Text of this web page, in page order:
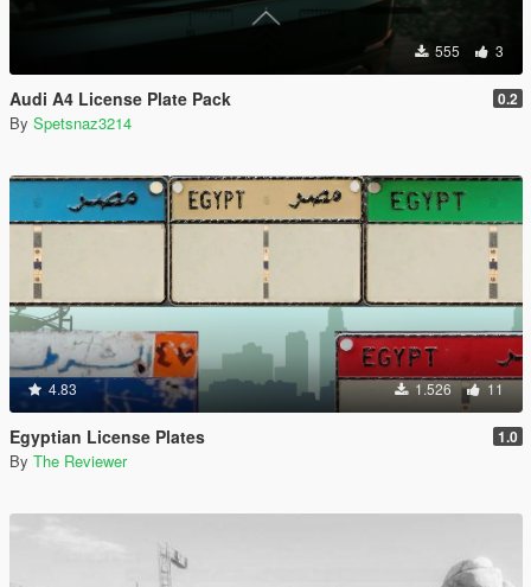
555 3
Audi A4 License Plate Pack 0.2
By Spetsnaz3214
4.83 1.526 11
Egyptian License Plates 1.0
By The Reviewer